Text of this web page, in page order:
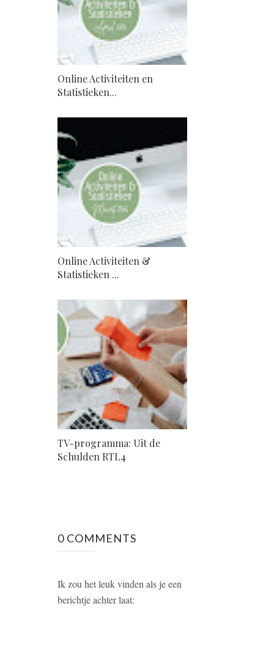
Online Activiteiten en
Statistieken...
Online Activiteiten &
Statistieken ...
TV-programma: Uit de
Schulden RTL4
0 COMMENTS
Ik zou het leuk vinden als je een
berichtje achter laat: